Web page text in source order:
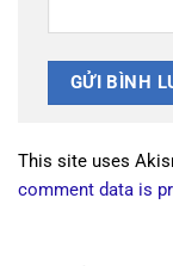
This site uses
comment data is